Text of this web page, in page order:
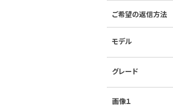
ご希望の返信方法
モデル
グレード
画像１